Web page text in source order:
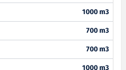
1000 m3
700 m3
700 m3